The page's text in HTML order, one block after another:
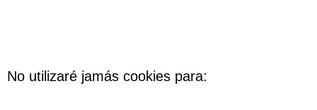
No utilizaré jamás cookies para: